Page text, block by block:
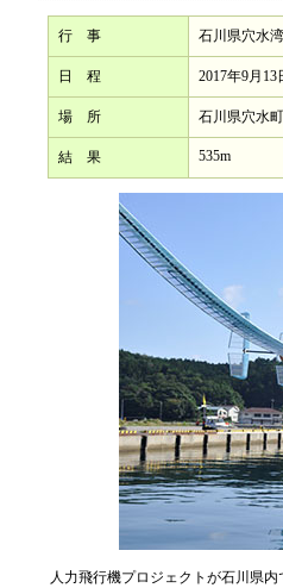
行 事 石川県穴水
日 程 2017年9月13
場 所 石川県穴水
結 果 535m
人力飛行機プロジェクトが石川県